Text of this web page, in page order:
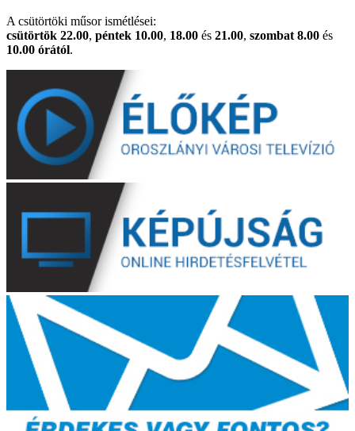
A csütörtöki műsor ismétlései:
csütörtök 22.00, péntek 10.00, 18.00 és 21.00, szombat 8.00 és
10.00 órától.